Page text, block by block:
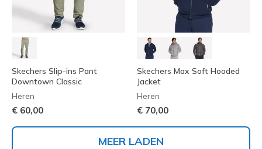
Skechers Slip-ins Pant
Downtown Classic
Heren
€ 60,00
Skechers Max Soft Hooded
Jacket
Heren
€ 70,00
MEER LADEN